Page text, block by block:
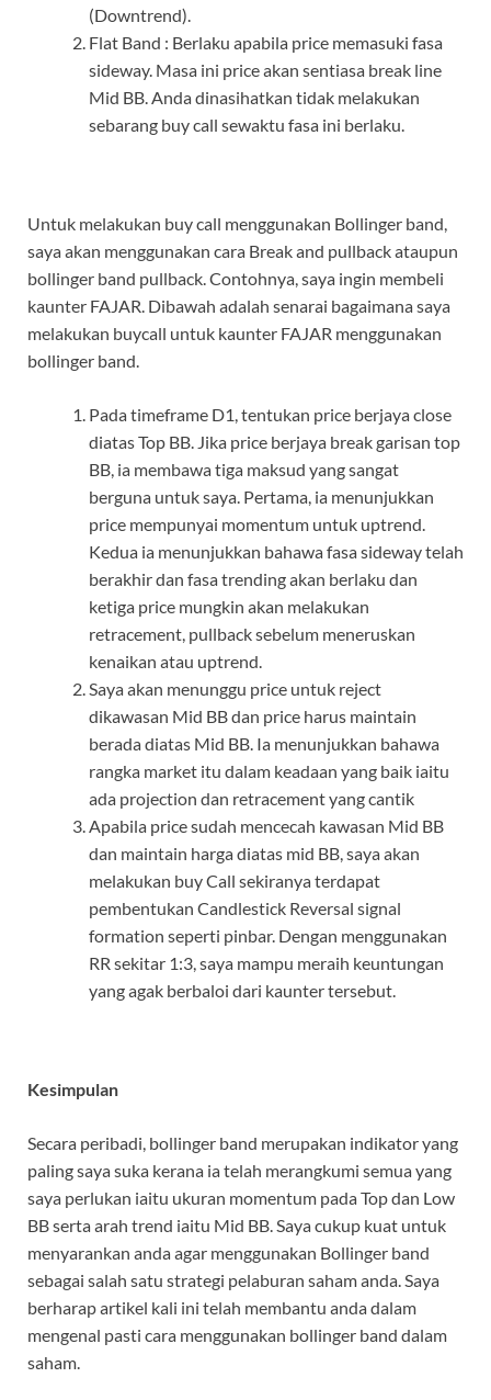
(Downtrend).
Flat Band : Berlaku apabila price memasuki fasa
sideway. Masa ini price akan sentiasa break line
Mid BB. Anda dinasihatkan tidak melakukan
sebarang buy call sewaktu fasa ini berlaku.
Untuk melakukan buy call menggunakan Bollinger band,
saya akan menggunakan cara Break and pullback ataupun
bollinger band pullback. Contohnya, saya ingin membeli
kaunter FAJAR. Dibawah adalah senarai bagaimana saya
melakukan buycall untuk kaunter FAJAR menggunakan
bollinger band.
Pada timeframe D1, tentukan price berjaya close
diatas Top BB. Jika price berjaya break garisan top
BB, ia membawa tiga maksud yang sangat
berguna untuk saya. Pertama, ia menunjukkan
price mempunyai momentum untuk uptrend.
Kedua ia menunjukkan bahawa fasa sideway telah
berakhir dan fasa trending akan berlaku dan
ketiga price mungkin akan melakukan
retracement, pullback sebelum meneruskan
kenaikan atau uptrend.
Saya akan menunggu price untuk reject
dikawasan Mid BB dan price harus maintain
berada diatas Mid BB. Ia menunjukkan bahawa
rangka market itu dalam keadaan yang baik iaitu
ada projection dan retracement yang cantik
Apabila price sudah mencecah kawasan Mid BB
dan maintain harga diatas mid BB, saya akan
melakukan buy Call sekiranya terdapat
pembentukan Candlestick Reversal signal
formation seperti pinbar. Dengan menggunakan
RR sekitar 1:3, saya mampu meraih keuntungan
yang agak berbaloi dari kaunter tersebut.
Kesimpulan
Secara peribadi, bollinger band merupakan indikator yang
paling saya suka kerana ia telah merangkumi semua yang
saya perlukan iaitu ukuran momentum pada Top dan Low
BB serta arah trend iaitu Mid BB. Saya cukup kuat untuk
menyarankan anda agar menggunakan Bollinger band
sebagai salah satu strategi pelaburan saham anda. Saya
berharap artikel kali ini telah membantu anda dalam
mengenal pasti cara menggunakan bollinger band dalam
saham.